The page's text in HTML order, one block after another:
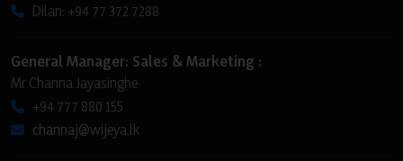
Dilan: +94 77 372 7288
General Manager: Sales & Marketing :
Mr Channa Jayasinghe
+94 777 880 155
channaj@wijeya.lk